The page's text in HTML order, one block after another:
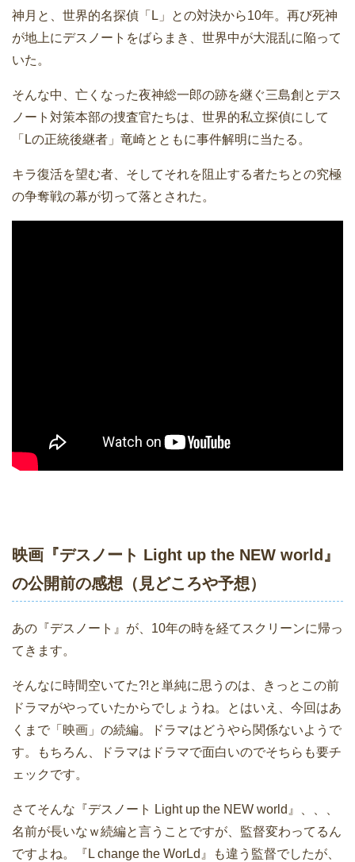
神月と、世界的名探偵「L」との対決から10年。再び死神
が地上にデスノートをばらまき、世界中が大混乱に陥って
いた。
そんな中、亡くなった夜神総一郎の跡を継ぐ三島創とデス
ノート対策本部の捜査官たちは、世界的私立探偵にして
「Lの正統後継者」竜崎とともに事件解明に当たる。
キラ復活を望む者、そしてそれを阻止する者たちとの究極
の争奪戦の幕が切って落とされた。
映画『デスノート Light up the NEW world』
の公開前の感想（見どころや予想）
あの『デスノート』が、10年の時を経てスクリーンに帰っ
てきます。
そんなに時間空いてた?!と単純に思うのは、きっとこの前
ドラマがやっていたからでしょうね。とはいえ、今回はあ
くまで「映画」の続編。ドラマはどうやら関係ないようで
す。もちろん、ドラマはドラマで面白いのでそちらも要チ
ェックです。
さてそんな『デスノート Light up the NEW world』、、、
名前が長いなｗ続編と言うことですが、監督変わってるん
ですよね。『L change the WorLd』も違う監督でしたが、